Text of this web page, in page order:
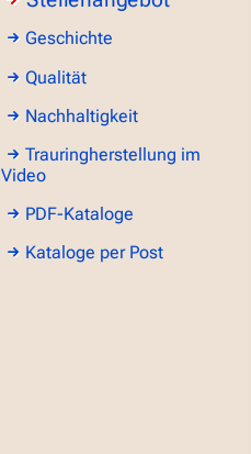
Geschichte
Qualität
Nachhaltigkeit
Trauringherstellung im
Video
PDF-Kataloge
Kataloge per Post